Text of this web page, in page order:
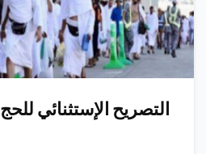
التصريح الإستثنائي للحج